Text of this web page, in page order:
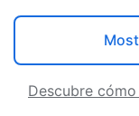
Descubre